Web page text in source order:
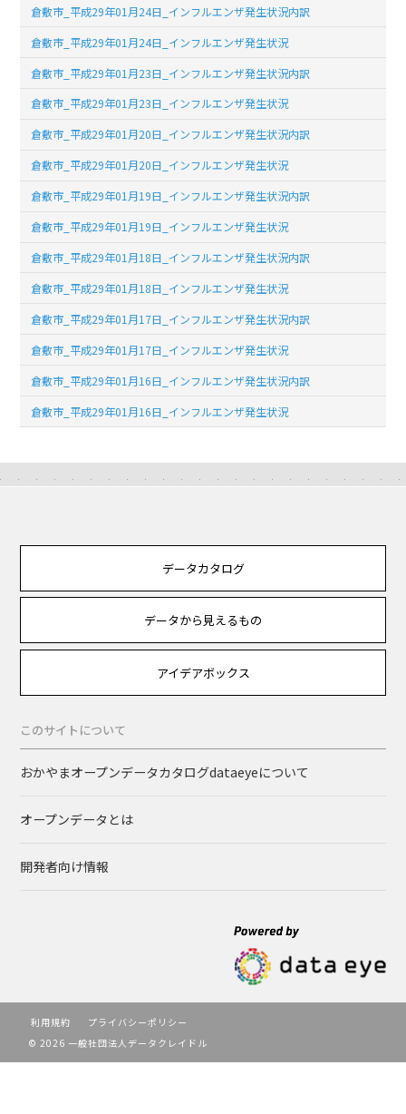
倉敷市_平成29年01月24日_インフルエンザ発生状況内訳
倉敷市_平成29年01月24日_インフルエンザ発生状況
倉敷市_平成29年01月23日_インフルエンザ発生状況内訳
倉敷市_平成29年01月23日_インフルエンザ発生状況
倉敷市_平成29年01月20日_インフルエンザ発生状況内訳
倉敷市_平成29年01月20日_インフルエンザ発生状況
倉敷市_平成29年01月19日_インフルエンザ発生状況内訳
倉敷市_平成29年01月19日_インフルエンザ発生状況
倉敷市_平成29年01月18日_インフルエンザ発生状況内訳
倉敷市_平成29年01月18日_インフルエンザ発生状況
倉敷市_平成29年01月17日_インフルエンザ発生状況内訳
倉敷市_平成29年01月17日_インフルエンザ発生状況
倉敷市_平成29年01月16日_インフルエンザ発生状況内訳
倉敷市_平成29年01月16日_インフルエンザ発生状況
データカタログ
データから見えるもの
アイデアボックス
このサイトについて
おかやまオープンデータカタログdataeyeについて
オープンデータとは
開発者向け情報
利用規約
プライバシーポリシー
© 2026 一般社団法人データクレイドル